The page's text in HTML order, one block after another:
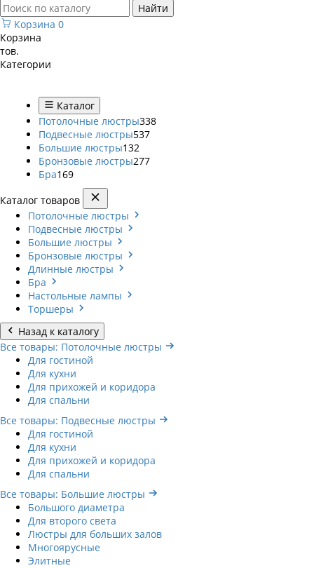
Найти
Корзина 0
Корзина
тов.
Категории
Каталог
Потолочные люстры338
Подвесные люстры537
Большие люстры132
Бронзовые люстры277
Бра169
Каталог товаров
Потолочные люстры
Подвесные люстры
Большие люстры
Бронзовые люстры
Длинные люстры
Бра
Настольные лампы
Торшеры
Назад к каталогу
Все товары: Потолочные люстры
Для гостиной
Для кухни
Для прихожей и коридора
Для спальни
Все товары: Подвесные люстры
Для гостиной
Для кухни
Для прихожей и коридора
Для спальни
Все товары: Большие люстры
Большого диаметра
Для второго света
Люстры для больших залов
Многоярусные
Элитные